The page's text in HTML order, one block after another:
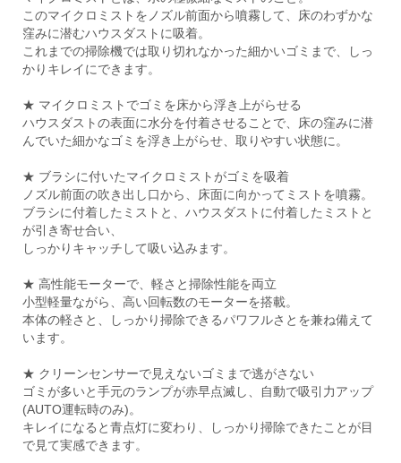
このマイクロミストをノズル前面から噴霧して、床のわずかな
窪みに潜むハウスダストに吸着。
これまでの掃除機では取り切れなかった細かいゴミまで、しっ
かりキレイにできます。
★ マイクロミストでゴミを床から浮き上がらせる
ハウスダストの表面に水分を付着させることで、床の窪みに潜
んでいた細かなゴミを浮き上がらせ、取りやすい状態に。
★ ブラシに付いたマイクロミストがゴミを吸着
ノズル前面の吹き出し口から、床面に向かってミストを噴霧。
ブラシに付着したミストと、ハウスダストに付着したミストと
が引き寄せ合い、
しっかりキャッチして吸い込みます。
★ 高性能モーターで、軽さと掃除性能を両立
小型軽量ながら、高い回転数のモーターを搭載。
本体の軽さと、しっかり掃除できるパワフルさとを兼ね備えて
います。
★ クリーンセンサーで見えないゴミまで逃がさない
ゴミが多いと手元のランプが赤早点滅し、自動で吸引力アップ
(AUTO運転時のみ)。
キレイになると青点灯に変わり、しっかり掃除できたことが目
で見て実感できます。